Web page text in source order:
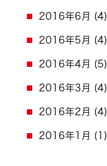
2016年6月 (4)
2016年5月 (4)
2016年4月 (5)
2016年3月 (4)
2016年2月 (4)
2016年1月 (1)